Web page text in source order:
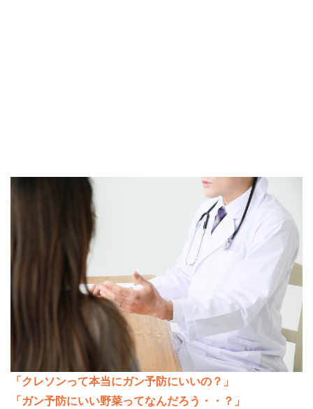
「クレソンって本当にガン予防にいいの？」
「ガン予防にいい野菜ってなんだろう・・？」